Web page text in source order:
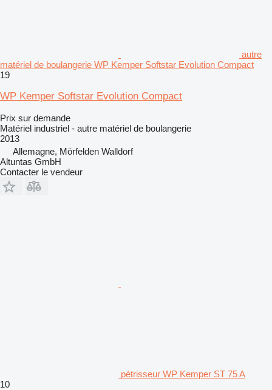
autre
matériel de boulangerie WP Kemper Softstar Evolution Compact
19
WP Kemper Softstar Evolution Compact
Prix sur demande
Matériel industriel - autre matériel de boulangerie
2013
Allemagne, Mörfelden Walldorf
Altuntas GmbH
Contacter le vendeur
pétrisseur WP Kemper ST 75 A
10